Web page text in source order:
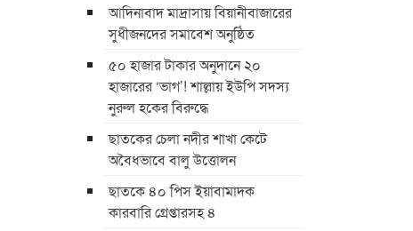
আদিনাবাদ মাদ্রাসায় বিয়ানীবাজারের
সুধীজনদের সমাবেশ অনুষ্ঠিত
৫০ হাজার টাকার অনুদানে ২০
হাজারের ‘ভাগ’! শাল্লায় ইউপি সদস্য
নুরুল হকের বিরুদ্ধে
ছাতকের চেলা নদীর শাখা কেটে
অবৈধভাবে বালু উত্তোলন
ছাতকে ৪০ পিস ইয়াবামাদক
কারবারি গ্রেপ্তারসহ ৪